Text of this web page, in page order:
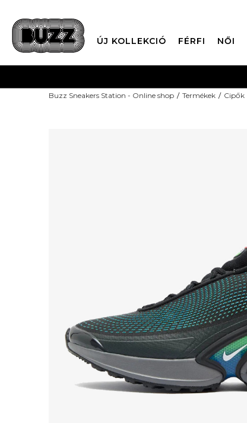
ÚJ KOLLEKCIÓ FÉRFI NŐI
Buzz Sneakers Station - Online shop Termékek Cipők